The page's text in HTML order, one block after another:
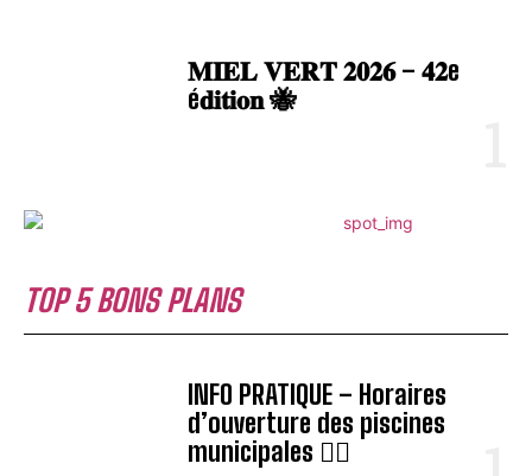
𝐌𝐈𝐄𝐋 𝐕𝐄𝐑𝐓 𝟐𝟎𝟐𝟔 – 𝟒𝟐e
é𝐝𝐢𝐭𝐢𝐨𝐧 🐝
TOP 5 BONS PLANS
INFO PRATIQUE – Horaires
d’ouverture des piscines
municipales 🏊‍♂️